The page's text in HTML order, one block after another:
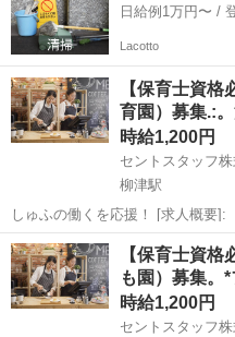
Lacotto
【保育士資
育園）募集.:
時給1,200円
セントスタッフ
柳津駅
しゅふの働くを応援！ [求人概要]: 【保育士資格必須】*。*.+:。保育士
（認可保育園）募集.:。派遣／週3
養内勤務／車通勤可 [職種名]: 保育士（認可保育園） [勤務地・最寄
駅]:...
岐阜 岐阜市 柳津駅 保
【保育士資
も園）募集。
時給1,200円
セントスタッフ